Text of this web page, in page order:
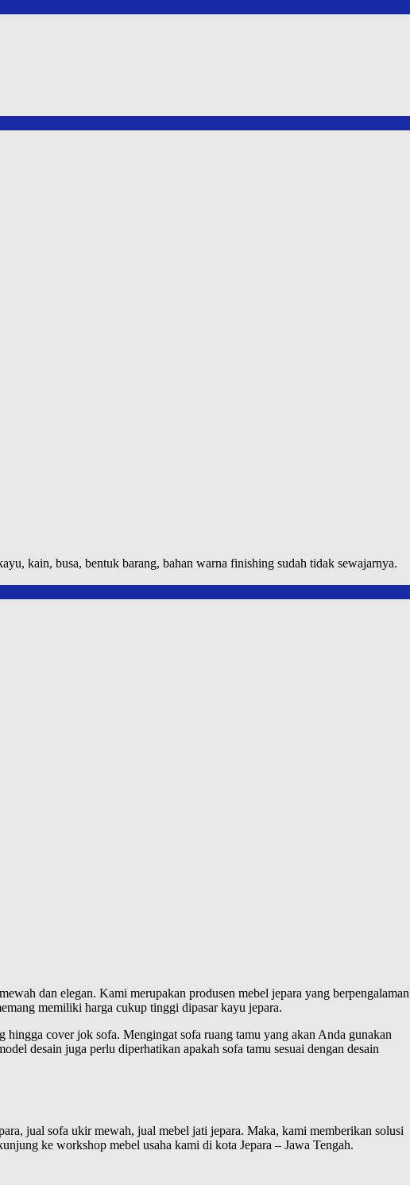
kain, busa, bentuk barang, bahan warna finishing sudah tidak sewajarnya.
dan elegan. Kami merupakan produsen mebel jepara yang berpengalaman
memiliki harga cukup tinggi dipasar kayu jepara.
cover jok sofa. Mengingat sofa ruang tamu yang akan Anda gunakan
desain juga perlu diperhatikan apakah sofa tamu sesuai dengan desain
jual sofa ukir mewah, jual mebel jati jepara. Maka, kami memberikan solusi
ke workshop mebel usaha kami di kota Jepara – Jawa Tengah.